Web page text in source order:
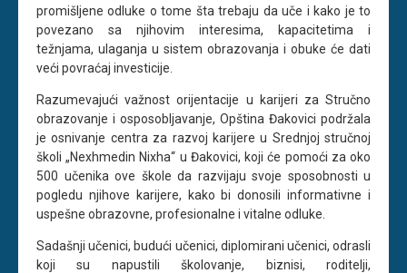
promišljene odluke o tome šta trebaju da uče i kako je to
povezano sa njihovim interesima, kapacitetima i
težnjama, ulaganja u sistem obrazovanja i obuke će dati
veći povraćaj investicije.
Razumevajući važnost orijentacije u karijeri za Stručno
obrazovanje i osposobljavanje, Opština Đakovici podržala
je osnivanje centra za razvoj karijere u Srednjoj stručnoj
školi „Nexhmedin Nixha“ u Đakovici, koji će pomoći za oko
500 učenika ove škole da razvijaju svoje sposobnosti u
pogledu njihove karijere, kako bi donosili informativne i
uspešne obrazovne, profesionalne i vitalne odluke.
Sadašnji učenici, budući učenici, diplomirani učenici, odrasli
koji su napustili školovanje, biznisi, roditelji,